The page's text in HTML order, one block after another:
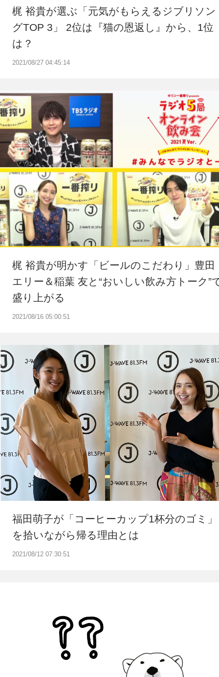
2021/08/27 04:45:14
梶 裕貴が選ぶ「元気がもらえるジブリソン
グTOP 3」 2位は『猫の恩返し』から、1位
は？
2021/08/16 05:00:51
梶 裕貴が明かす「ビールのこだわり」豊田
エリー＆稲葉 友と“おいしい飲み方トーク”
盛り上がる
2021/08/12 07:30:51
福田萌子が「コーヒーカップ1杯分のゴミ」
を拾いながら帰る理由とは